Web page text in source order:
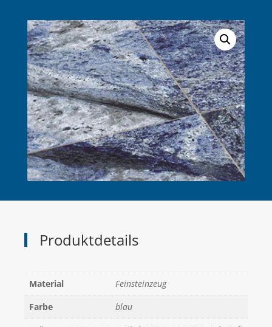
Produktdetails
Material
Feinsteinzeug
Farbe
blau